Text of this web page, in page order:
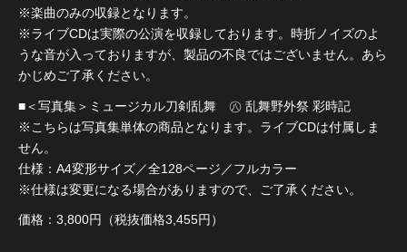
※楽曲のみの収録となります。
※ライブCDは実際の公演を収録しております。時折ノイズのよ
うな音が入っておりますが、製品の不良ではございません。あら
かじめご了承ください。
■＜写真集＞ミュージカル刀剣乱舞 ㊇ 乱舞野外祭 彩時記
※こちらは写真集単体の商品となります。ライブCDは付属しま
せん。
仕様：A4変形サイズ／全128ページ／フルカラー
※仕様は変更になる場合がありますので、ご了承ください。
価格：3,800円（税抜価格3,455円）